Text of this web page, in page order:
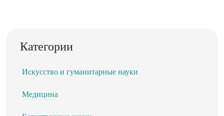
Категории
Искусство и гуманитарные науки
Медицина